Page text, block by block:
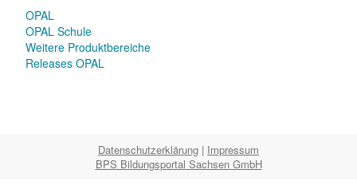
OPAL
OPAL Schule
Weitere Produktbereiche
Releases OPAL
Datenschutzerklärung | Impressum
BPS Bildungsportal Sachsen GmbH